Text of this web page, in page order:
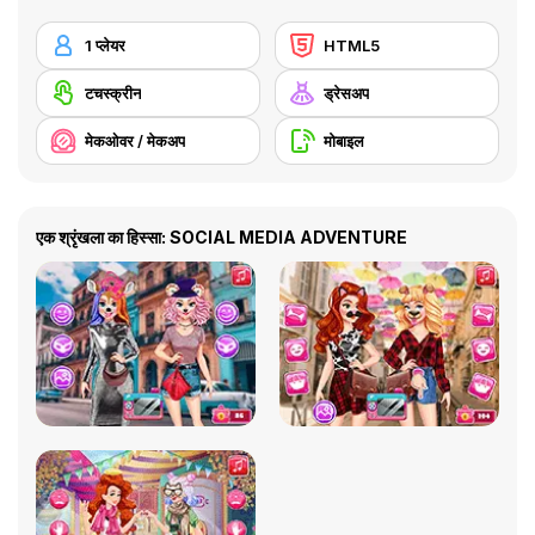
1 प्लेयर HTML5
टचस्क्रीन ड्रेसअप
मेकओवर / मेकअप मोबाइल
एक श्रृंखला का हिस्सा: SOCIAL MEDIA ADVENTURE